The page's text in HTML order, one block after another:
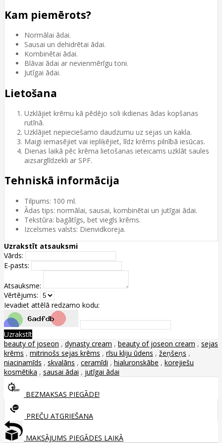
Kam piemērots?
Normālai ādai.
Sausai un dehidrētai ādai.
Kombinētai ādai.
Blāvai ādai ar nevienmērīgu toni.
Jutīgai ādai.
Lietošana
Uzklājiet krēmu kā pēdējo soli ikdienas ādas kopšanas
rutīnā.
Uzklājiet nepieciešamo daudzumu uz sejas un kakla.
Maigi iemasējiet vai iepliķējiet, līdz krēms pilnībā iesūcas.
Dienas laikā pēc krēma lietošanas ieteicams uzklāt saules
aizsarglīdzekli ar SPF.
Tehniskā informācija
Tilpums: 100 ml.
Ādas tips: normālai, sausai, kombinētai un jutīgai ādai.
Tekstūra: bagātīgs, bet viegls krēms.
Izcelsmes valsts: Dienvidkoreja.
Uzrakstīt atsauksmi
Vārds:
E-pasts:
Atsauksme:
Vērtējums:
Ievadiet attēlā redzamo kodu:
Uzrakstīt
beauty of joseon , dynasty cream , beauty of joseon cream , sejas
krēms , mitrinošs sejas krēms , rīsu kliju ūdens , žeņšeņs ,
niacinamīds , skvalāns , ceramīdi , hialuronskābe , korejiešu
kosmētika , sausai ādai , jutīgai ādai
BEZMAKSAS PIEGĀDE!
PREČU ATGRIEŠANA
MAKSĀJUMS PIEGĀDES LAIKĀ